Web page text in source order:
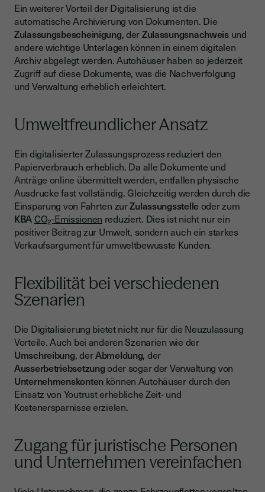
Ein weiterer Vorteil der Digitalisierung ist die
automatische Archivierung von Dokumenten. Die
Zulassungsbescheinigung, derZulassungsnachweisund
andere wichtige Unterlagen können in einem digitalen
Archiv abgelegt werden. Autohäuser haben so jederzeit
Zugriff auf diese Dokumente, was die Nachverfolgung
und Verwaltung erheblich erleichtert.
Umweltfreundlicher Ansatz
Ein digitalisierter Zulassungsprozess reduziert den
Papierverbrauch erheblich. Da alle Dokumente und
Anträge online übermittelt werden, entfallen physische
Ausdrucke fast vollständig. Gleichzeitig werden durch die
Einsparung von Fahrten zurZulassungsstelleoder zum
KBA CO₂-Emissionen reduziert. Dies ist nicht nur ein
positiver Beitrag zur Umwelt, sondern auch ein starkes
Verkaufsargument für umweltbewusste Kunden.
Flexibilität bei verschiedenen
Szenarien
Die Digitalisierung bietet nicht nur für die Neuzulassung
Vorteile. Auch bei anderen Szenarien wie der
Umschreibung, derAbmeldung, der
Ausserbetriebsetzungoder sogar der Verwaltung von
Unternehmenskontenkönnen Autohäuser durch den
Einsatz von Youtrust erhebliche Zeit- und
Kostenersparnisse erzielen.
Zugang für juristische Personen
und Unternehmen vereinfachen